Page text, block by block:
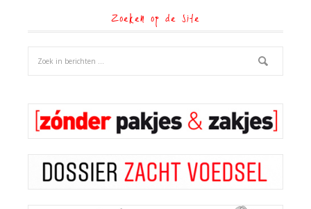
Zoeken op de site